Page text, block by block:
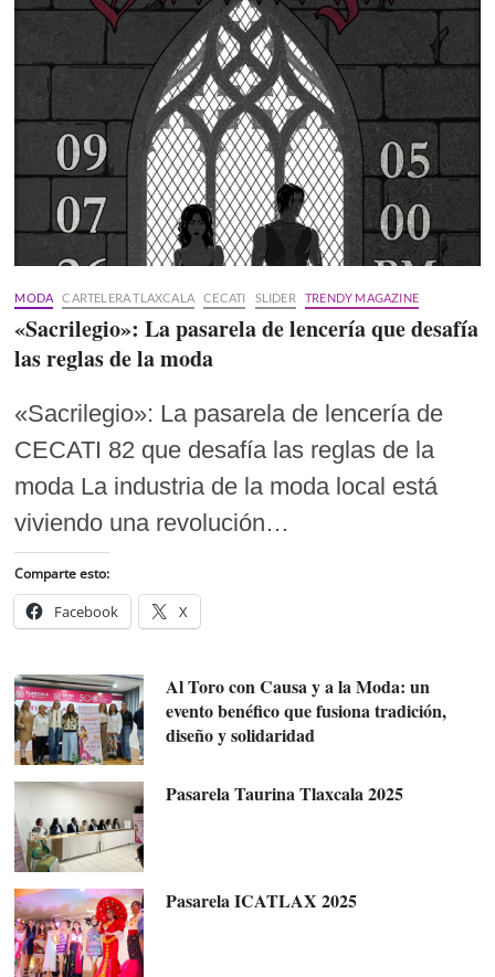
MODA CARTELERA TLAXCALA CECATI SLIDER TRENDY MAGAZINE
«Sacrilegio»: La pasarela de lencería que desafía
las reglas de la moda
«Sacrilegio»: La pasarela de lencería de
CECATI 82 que desafía las reglas de la
moda La industria de la moda local está
viviendo una revolución…
Comparte esto:
Facebook X
Al Toro con Causa y a la Moda: un
evento benéfico que fusiona tradición,
diseño y solidaridad
Pasarela Taurina Tlaxcala 2025
Pasarela ICATLAX 2025